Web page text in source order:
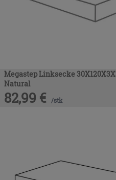
Megastep Linksecke
Natural
82,99 € /stk